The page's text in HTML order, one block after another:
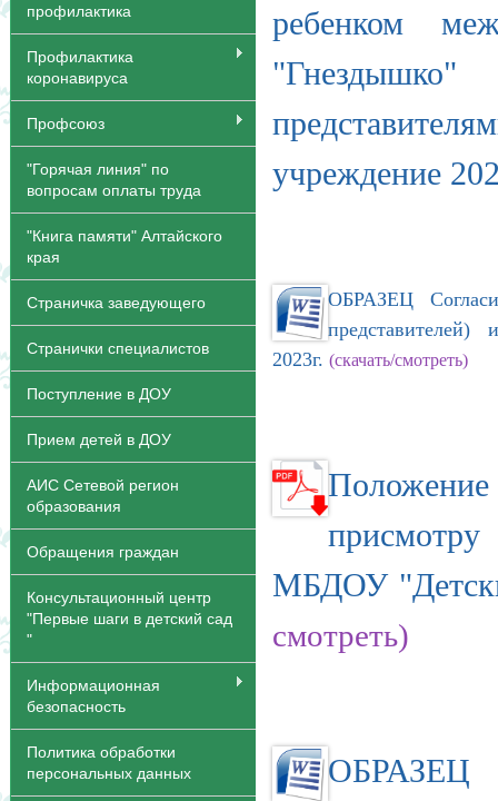
профилактика
Профилактика
коронавируса
Профсоюз
"Горячая линия" по
вопросам оплаты труда
"Книга памяти" Алтайского
края
Страничка заведующего
Странички специалистов
Поступление в ДОУ
Прием детей в ДОУ
АИС Сетевой регион
образования
Обращения граждан
Консультационный центр
"Первые шаги в детский сад
"
Информационная
безопасность
Политика обработки
персональных данных
ребенком
учреждение
ОБРАЗЕЦ
2023г.(скачать/смотреть)
Положение
МБДОУ
смотреть)